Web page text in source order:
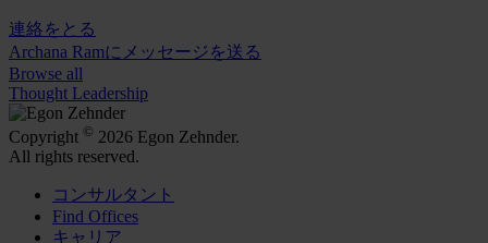
連絡をとる
Archana Ramにメッセージを送る
Browse all
Thought Leadership
Copyright © 2026 Egon Zehnder.
All rights reserved.
コンサルタント
Find Offices
キャリア